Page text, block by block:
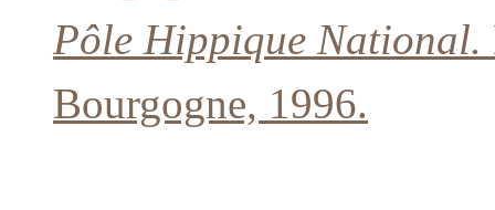
Pôle Hippique National.
Bourgogne, 1996.